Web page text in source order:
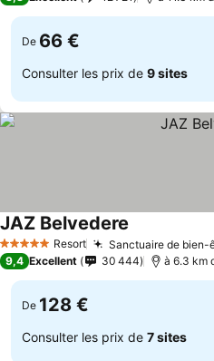
De 66 €
Consulter les prix de 9 sites
5 Étoiles Resort Sanctuaire de bien-
JAZ Belvedere
9,4 Excellent 30 444 à 6.3 km
De 128 €
Consulter les prix de 7 sites